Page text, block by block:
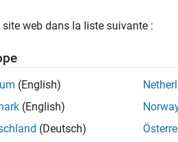
web dans la liste suivante :
(English)
(English)
(Deutsch)